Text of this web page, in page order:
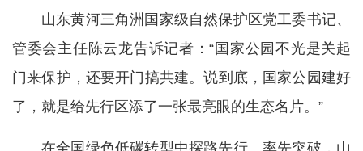
山东黄河三角洲国家级自然保护区党工委书记、
管委会主任陈云龙告诉记者：“国家公园不光是关起
门来保护，还要开门搞共建。说到底，国家公园建好
了，就是给先行区添了一张最亮眼的生态名片。”